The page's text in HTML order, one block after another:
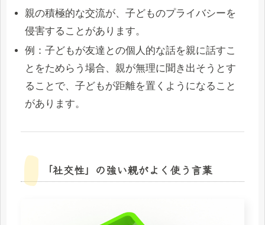
親の積極的な交流が、子どものプライバシーを
侵害することがあります。
例：子どもが友達との個人的な話を親に話すこ
とをためらう場合、親が無理に聞き出そうとす
ることで、子どもが距離を置くようになること
があります。
「社交性」の強い親がよく使う言葉